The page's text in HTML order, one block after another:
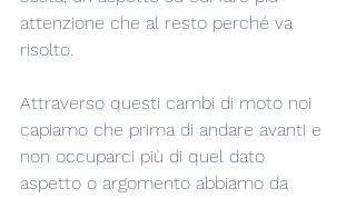
attenzione che al resto perché va
risolto.
Attraverso questi cambi di moto noi
capiamo che prima di andare avanti e
non occuparci più di quel dato
aspetto o argomento abbiamo da